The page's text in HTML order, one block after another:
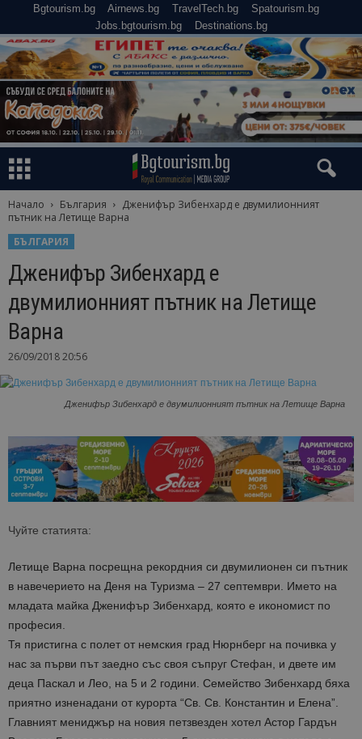
Bgtourism.bg Airnews.bg TravelTech.bg
Spatourism.bg
Jobs.bgtourism.bg
Destinations.bg
Начало България
Дженифър Зибенхард е двумилионният
пътник на Летище Варна
БЪЛГАРИЯ
Дженифър Зибенхард е
двумилионният пътник на Летище
Варна
26/09/2018 20:56
Дженифър Зибенхард е двумилионният пътник на Летище Варна
Чуйте статията:
Летище Варна посрещна рекордния си двумилионен си пътник
в навечерието на Деня на Туризма – 27 септември. Името на
младата майка Дженифър Зибенхард, която е икономист по
професия.
Тя пристигна с полет от немския град Нюрнберг на почивка у
нас за първи път заедно със своя съпруг Стефан, и двете им
деца Паскал и Лео, на 5 и 2 години. Семейство Зибенхард бяха
приятно изненадани от курорта “Св. Св. Константин и Елена”.
Главният мениджър на новия петзвезден хотел Астор Гардън